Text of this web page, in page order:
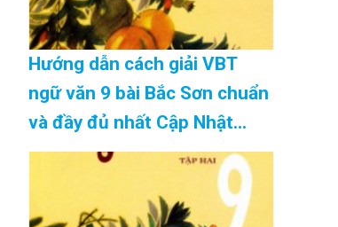
Hướng dẫn cách giải VBT
ngữ văn 9 bài Bắc Sơn chuẩn
và đầy đủ nhất Cập Nhật
08/2026